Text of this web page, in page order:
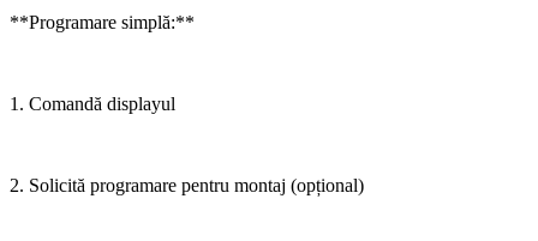
**Programare simplă:**
1. Comandă displayul
2. Solicită programare pentru montaj (opțional)